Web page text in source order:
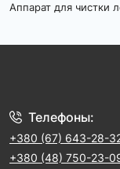
Аппарат для чистки
Телефоны:
+380 (67) 643-28-
+380 (48) 750-23-